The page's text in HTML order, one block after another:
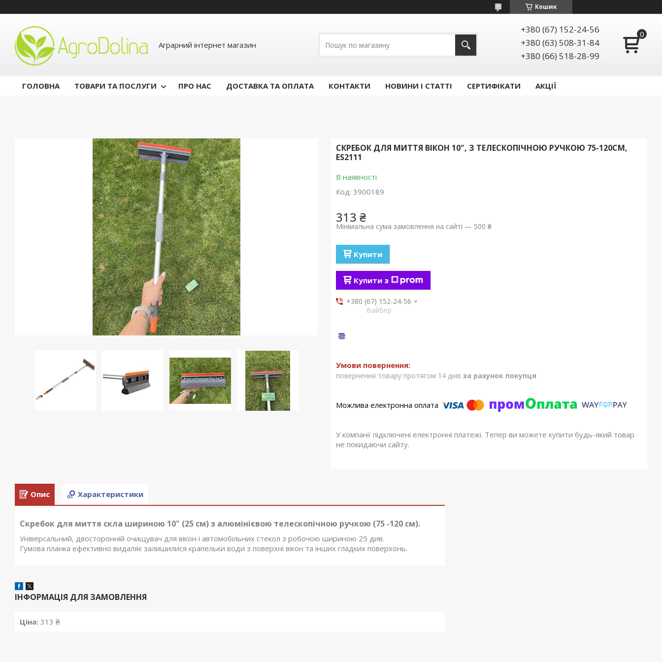
Кошик
Аграрний інтернет магазин
+380 (67) 152-24-56
+380 (63) 508-31-84
+380 (66) 518-28-99
ГОЛОВНА ТОВАРИ ТА ПОСЛУГИ ПРО НАС ДОСТАВКА ТА ОПЛАТА КОНТАКТИ НОВИНИ І СТАТТІ СЕРТИФІКАТИ АКЦІЇ
СКРЕБОК ДЛЯ МИТТЯ ВІКОН 10", З ТЕЛЕСКОПІЧНОЮ РУЧКОЮ 75-120СМ,
ES2111
В наявності
Код: 3900189
313 ₴
Мінімальна сума замовлення на сайті — 500 ₴
Купити
Купити з
+380 (67) 152-24-56
Вайбер
повернення товару протягом 14 днів за рахунок покупця
У компанії підключені електронні платежі. Тепер ви можете купити будь-який товар
не покидаючи сайту.
Опис Характеристики
Скребок для миття скла шириною 10" (25 см) з алюмінієвою телескопічною ручкою (75 -120 см).
Універсальний, двосторонній очищувач для вікон і автомобільних стекол з робочою шириною 25 див.
Гумова планка ефективно видаляє залишилися крапельки води з поверхні вікон та інших гладких поверхонь.
ІНФОРМАЦІЯ ДЛЯ ЗАМОВЛЕННЯ
Ціна: 313 ₴